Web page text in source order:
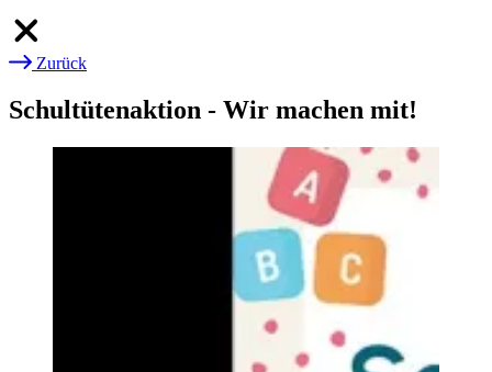
Zurück
Schultütenaktion - Wir machen mit!